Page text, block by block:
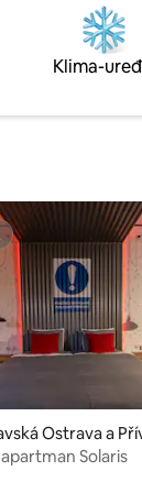
udobna spavaća
dohvat ruke vam
rad ili
Klima-
recenzija: 43
Ostrava a
Solaris